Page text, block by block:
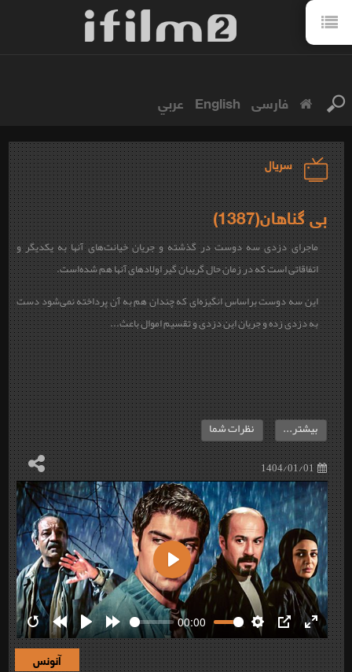
فارسی English عربي
سریال
بی گناهان(1387)
ماجرای دزدی سه دوست در گذشته و جریان خیانت‌های آنها به یکدیگر و
اتفاقاتی است که در زمان حال گریبان گیر اولادهای آنها هم شده‌است.
این سه دوست براساس انگیزه‌ای که چندان هم به آن پرداخته نمی‌شود دست
به دزدی زده و جریان این دزدی و تقسیم اموال باعث...
1404/01/01
بیشتر... نظرات شما
RestartRewind
10s
Play Forward
10s
00:00
Settings
PIP Enter
Play
آنونس